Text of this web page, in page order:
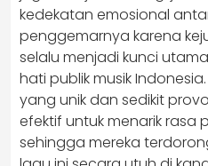
kedekatan emosional
penggemarnya karena
selalu menjadi kunci
hati publik musik
yang unik dan sedikit
efektif untuk menarik rasa
sehingga mereka